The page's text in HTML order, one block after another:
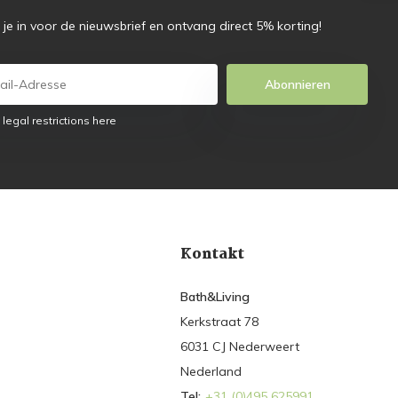
je in voor de nieuwsbrief en ontvang direct 5% korting!
Abonnieren
legal restrictions here
Kontakt
Bath&Living
Kerkstraat 78
6031 CJ Nederweert
Nederland